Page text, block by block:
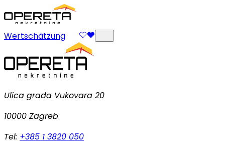
Wertschätzung
Ulica grada Vukovara 20
10000 Zagreb
Tel: +385 1 3820 050